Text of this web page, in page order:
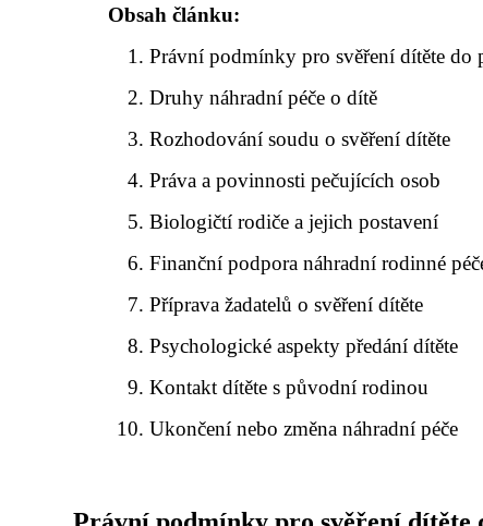
Obsah článku:
Právní podmínky pro svěření dítěte do
Druhy náhradní péče o dítě
Rozhodování soudu o svěření dítěte
Práva a povinnosti pečujících osob
Biologičtí rodiče a jejich postavení
Finanční podpora náhradní rodinné
Příprava žadatelů o svěření dítěte
Psychologické aspekty předání dítěte
Kontakt dítěte s původní rodinou
Ukončení nebo změna náhradní péče